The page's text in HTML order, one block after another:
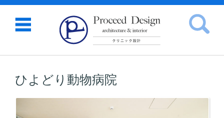
検索:
コンテンツに移動
ひよどり動物病院